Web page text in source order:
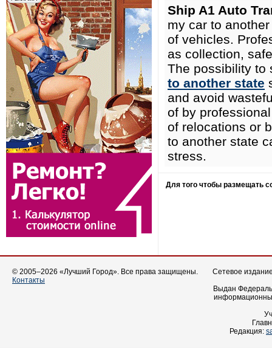
Ship A1 Auto
my car to
of vehicles.
as collection,
The possibility
to another state
and avoid
of by
of relocations or
to another state
stress.
Для того чтобы размещать
© 2005–2026 «Лучший Город». Все права защищены.
Контакты
Сетевое
Выдан
Редакция: